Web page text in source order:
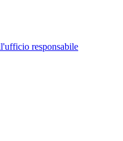
responsabile